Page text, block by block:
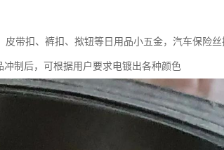
带扣、裤扣、揿钮等日用品小五金，汽车保险
制后，可根据用户要求电镀出各种颜色